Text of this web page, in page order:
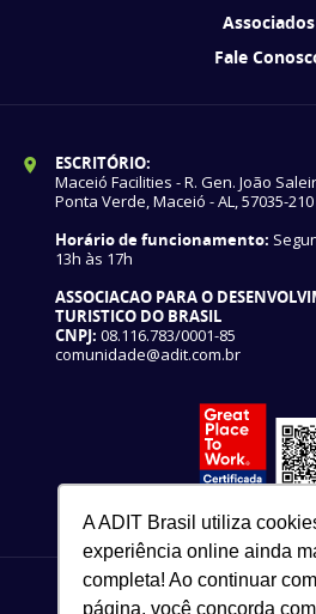
A ADIT Brasil utiliza
experiência online ainda
completa! Ao continuar
página, você concorda
Associados
Fale
ESCRITÓRIO:
Maceió Facilities - R. Gen. João
Ponta Verde, Maceió - AL, 57035-210
Horário de funcionamento:
13h às 17h
ASSOCIACAO PARA O
TURISTICO DO BRASIL
CNPJ: 08.116.783/0001-85
comunidade@adit.com.br